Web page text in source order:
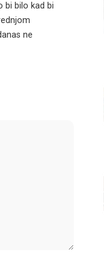
bi bilo kad bi
ne